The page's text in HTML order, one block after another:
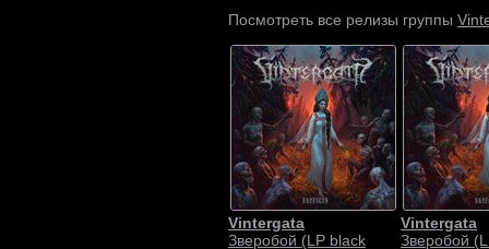
Посмотреть все релизы группы
Vintergata
Зверобой (LP black
Vintergata
Зверобой